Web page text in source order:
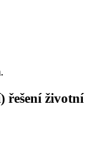
řešení životní